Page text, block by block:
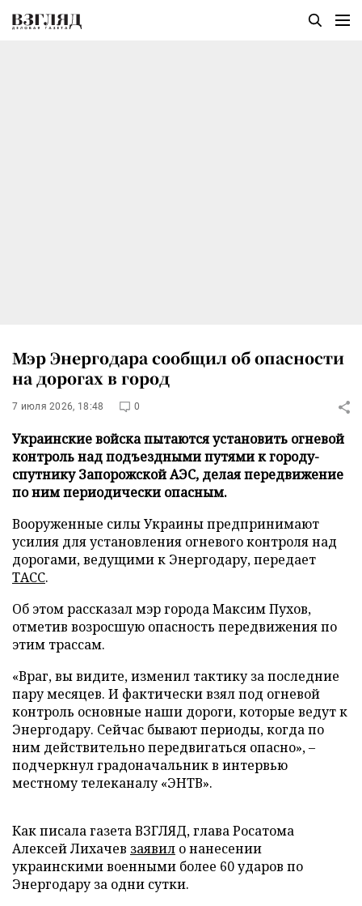
Мэр Энергодара сообщил об опасности
на дорогах в город
7 июля 2026, 18:48 0
Украинские войска пытаются установить огневой
контроль над подъездными путями к городу-
спутнику Запорожской АЭС, делая передвижение
по ним периодически опасным.
Вооруженные силы Украины предпринимают
усилия для установления огневого контроля над
дорогами, ведущими к Энергодару, передает
ТАСС.
Об этом рассказал мэр города Максим Пухов,
отметив возросшую опасность передвижения по
этим трассам.
«Враг, вы видите, изменил тактику за последние
пару месяцев. И фактически взял под огневой
контроль основные наши дороги, которые ведут к
Энергодару. Сейчас бывают периоды, когда по
ним действительно передвигаться опасно», –
подчеркнул градоначальник в интервью
местному телеканалу «ЭНТВ».
Как писала газета ВЗГЛЯД, глава Росатома
Алексей Лихачев заявил о нанесении
украинскими военными более 60 ударов по
Энергодару за одни сутки.